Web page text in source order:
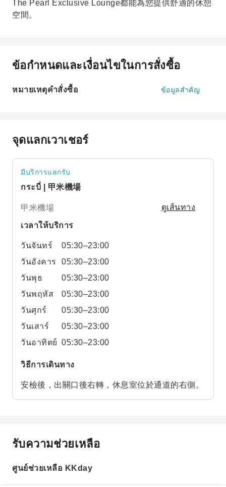
The Pearl Exclusive Lounge都能為您提供舒適的休憩
空間。
ข้อกำหนดและเงื่อนไขในการสั่งซื้อ
หมายเหตุคำสั่งซื้อ ข้อมูลสำคัญ
จุดแลกเวาเชอร์
มีบริการแลกรับ
กระบี่ | 甲米機場
甲米機場 ดูเส้นทาง
เวลาให้บริการ
วันจันทร์
05:30–23:00
วันอังคาร
05:30–23:00
วันพุธ
05:30–23:00
วันพฤหัส
05:30–23:00
วันศุกร์
05:30–23:00
วันเสาร์
05:30–23:00
วันอาทิตย์ 05:30–23:00
วิธีการเดินทาง
安檢後，出關口後右轉，休息室位於通道的右側。
รับความช่วยเหลือ
ศูนย์ช่วยเหลือ KKday